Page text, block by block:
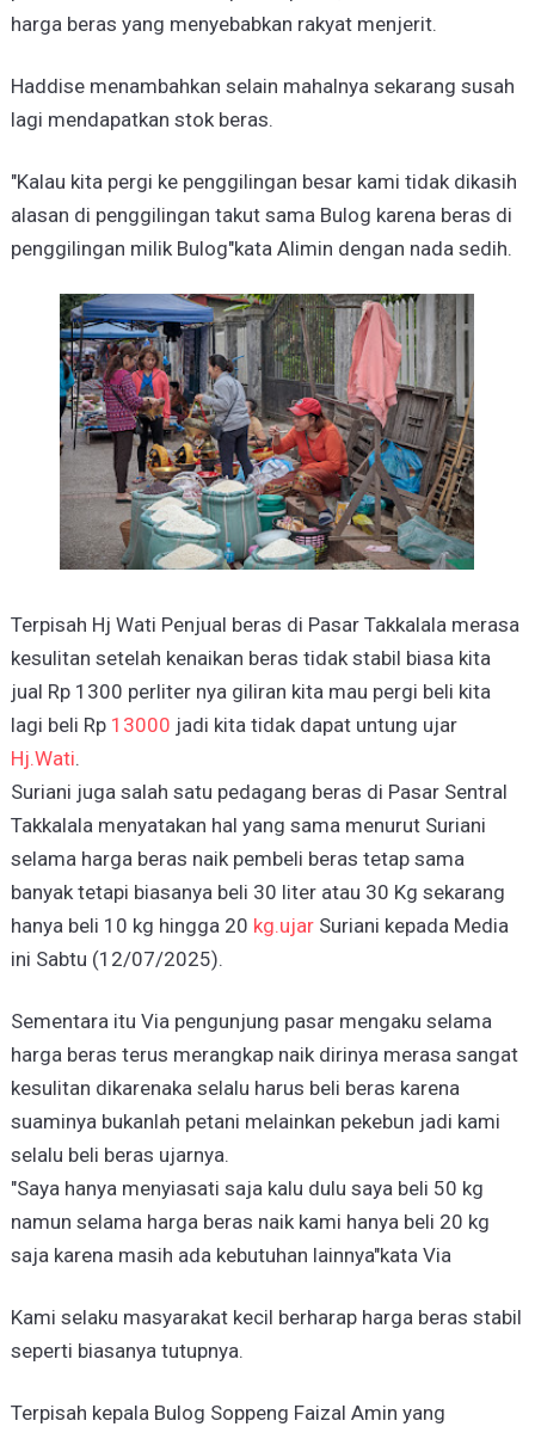
harga beras yang menyebabkan rakyat menjerit.
Haddise menambahkan selain mahalnya sekarang susah
lagi mendapatkan stok beras.
"Kalau kita pergi ke penggilingan besar kami tidak dikasih
alasan di penggilingan takut sama Bulog karena beras di
penggilingan milik Bulog"kata Alimin dengan nada sedih.
Terpisah Hj Wati Penjual beras di Pasar Takkalala merasa
kesulitan setelah kenaikan beras tidak stabil biasa kita
jual Rp 1300 perliter nya giliran kita mau pergi beli kita
lagi beli Rp 13000 jadi kita tidak dapat untung ujar
Hj.Wati.
Suriani juga salah satu pedagang beras di Pasar Sentral
Takkalala menyatakan hal yang sama menurut Suriani
selama harga beras naik pembeli beras tetap sama
banyak tetapi biasanya beli 30 liter atau 30 Kg sekarang
hanya beli 10 kg hingga 20 kg.ujarSuriani kepada Media
ini Sabtu (12/07/2025).
Sementara itu Via pengunjung pasar mengaku selama
harga beras terus merangkap naik dirinya merasa sangat
kesulitan dikarenaka selalu harus beli beras karena
suaminya bukanlah petani melainkan pekebun jadi kami
selalu beli beras ujarnya.
"Saya hanya menyiasati saja kalu dulu saya beli 50 kg
namun selama harga beras naik kami hanya beli 20 kg
saja karena masih ada kebutuhan lainnya"kata Via
Kami selaku masyarakat kecil berharap harga beras stabil
seperti biasanya tutupnya.
Terpisah kepala Bulog Soppeng Faizal Amin yang